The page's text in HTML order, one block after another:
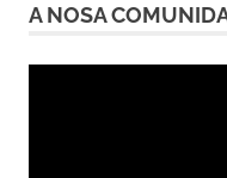
A NOSA